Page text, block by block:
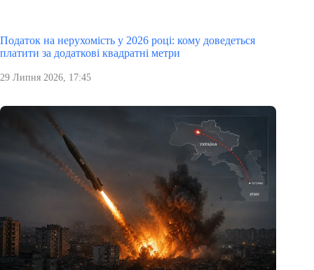
Податок на нерухомість у 2026 році: кому доведеться
платити за додаткові квадратні метри
29 Липня 2026, 17:45